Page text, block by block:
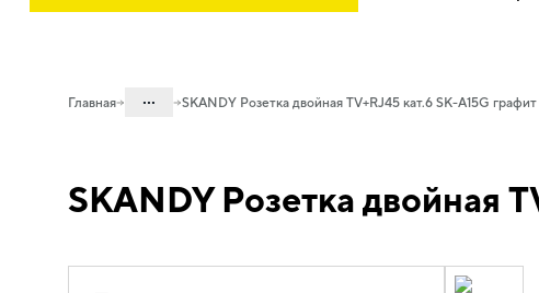
Главная ...
06. Изделия электроустановочные,
удлинители и силовые разъемы
SKANDY Розетка двойная TV+RJ45 кат.6 SK-A15G
SKANDY Розетка двойная